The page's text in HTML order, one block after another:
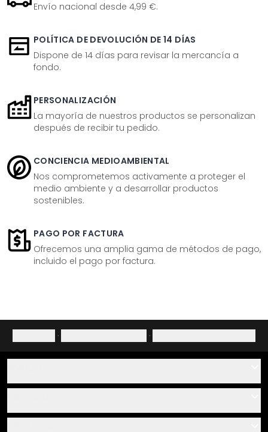
Envío nacional desde 4,99 €.
POLÍTICA DE DEVOLUCIÓN DE 14 DÍAS
Dispone de 14 días para revisar la mercancía a
fondo.
PERSONALIZACIÓN
La mayoría de nuestros productos se personalizan
después de recibir tu pedido.
CONCIENCIA MEDIOAMBIENTAL
Nos comprometemos activamente a proteger el
medio ambiente y a desarrollar productos
sostenibles.
PAGO POR FACTURA
Ofrecemos una amplia gama de métodos de pago,
incluido el pago por factura.
· ·
Sobre nosotros